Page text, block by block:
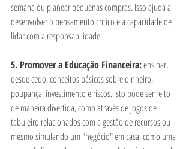
semana ou planear pequenas compras. Isso ajuda a
desenvolver o pensamento crítico e a capacidade de
lidar com a responsabilidade.
5. Promover a Educação Financeira: ensinar,
desde cedo, conceitos básicos sobre dinheiro,
poupança, investimento e riscos. Isto pode ser feito
de maneira divertida, como através de jogos de
tabuleiro relacionados com a gestão de recursos ou
mesmo simulando um "negócio" em casa, como uma